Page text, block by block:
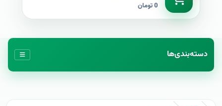
0 تومان
دسته‌بندی‌ها